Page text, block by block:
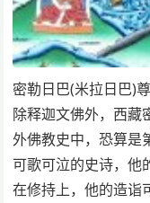
密勒日巴(米拉日巴)
除释迦文佛外，西藏
外佛教史中，恐算是
可歌可泣的史诗，他
在修持上，他的造诣